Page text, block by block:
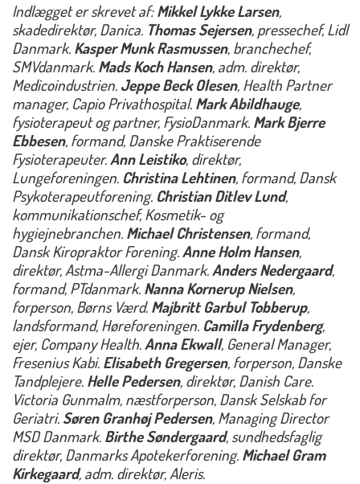
Indlægget er skrevet af: Mikkel Lykke Larsen,
skadedirektør, Danica. Thomas Sejersen, pressechef, Lidl
Danmark. Kasper Munk Rasmussen, branchechef,
SMVdanmark. Mads Koch Hansen, adm. direktør,
Medicoindustrien. Jeppe Beck Olesen, Health Partner
manager, Capio Privathospital. Mark Abildhauge,
fysioterapeut og partner, FysioDanmark. Mark Bjerre
Ebbesen, formand, Danske Praktiserende
Fysioterapeuter.Ann Leistiko, direktør,
Lungeforeningen. Christina Lehtinen, formand, Dansk
Psykoterapeutforening. Christian Ditlev Lund,
kommunikationschef, Kosmetik- og
hygiejnebranchen. Michael Christensen, formand,
Dansk Kiropraktor Forening.Anne Holm Hansen,
direktør, Astma-Allergi Danmark.Anders Nedergaard,
formand, PTdanmark. Nanna Kornerup Nielsen,
forperson, Børns Værd. Majbritt Garbul Tobberup,
landsformand, Høreforeningen. Camilla Frydenberg,
ejer, Company Health.Anna Ekwall, General Manager,
Fresenius Kabi. Elisabeth Gregersen, forperson, Danske
Tandplejere. Helle Pedersen, direktør, Danish Care.
Victoria Gunmalm, næstforperson, Dansk Selskab for
Geriatri. Søren Granhøj Pedersen, Managing Director
MSD Danmark. Birthe Søndergaard, sundhedsfaglig
direktør, Danmarks Apotekerforening. Michael Gram
Kirkegaard, adm. direktør, Aleris.